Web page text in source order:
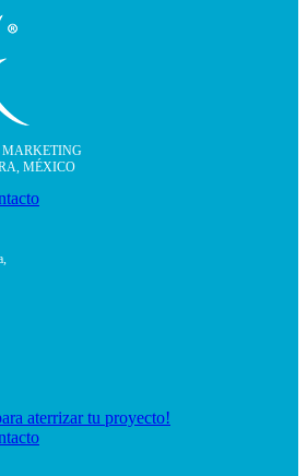
MARKETING
MÉXICO
aterrizar tu proyecto!